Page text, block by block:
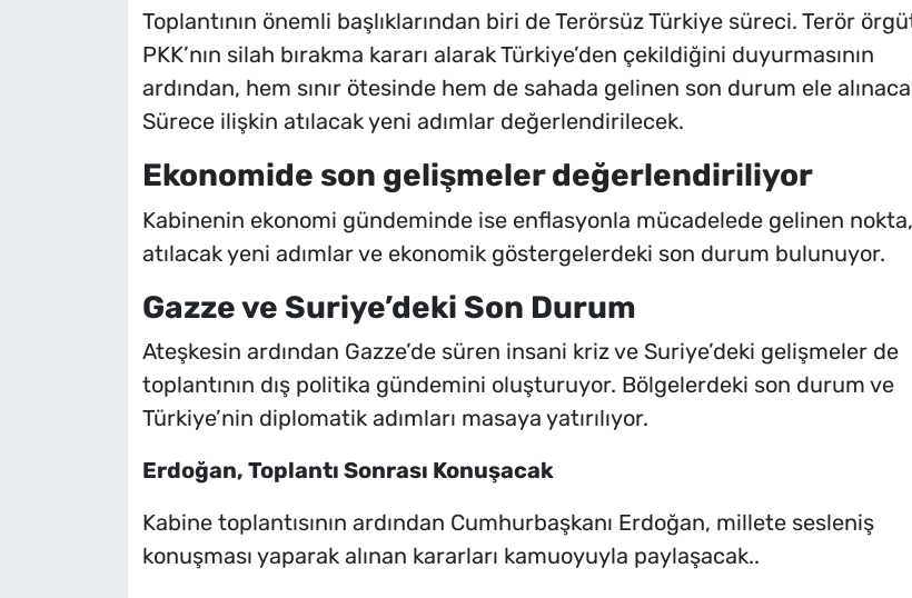
Toplantının önemli başlıklarından biri de Terörsüz Türkiye süreci. Terör
PKK’nın silah bırakma kararı alarak Türkiye’den çekildiğini duyurmasının
ardından, hem sınır ötesinde hem de sahada gelinen son durum ele
Sürece ilişkin atılacak yeni adımlar değerlendirilecek.
Ekonomide son gelişmeler değerlendiriliyor
Kabinenin ekonomi gündeminde ise enflasyonla mücadelede gelinen nokta,
atılacak yeni adımlar ve ekonomik göstergelerdeki son durum bulunuyor.
Gazze ve Suriye’deki Son Durum
Ateşkesin ardından Gazze’de süren insani kriz ve Suriye’deki gelişmeler de
toplantının dış politika gündemini oluşturuyor. Bölgelerdeki son durum ve
Türkiye’nin diplomatik adımları masaya yatırılıyor.
Erdoğan, Toplantı Sonrası Konuşacak
Kabine toplantısının ardından Cumhurbaşkanı Erdoğan, millete sesleniş
konuşması yaparak alınan kararları kamuoyuyla paylaşacak..